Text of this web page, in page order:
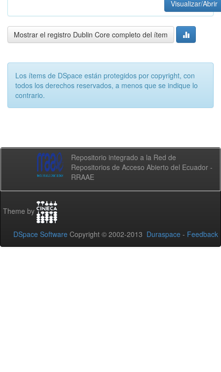
Visualizar/Abrir
Mostrar el registro Dublin Core completo del ítem
Los ítems de DSpace están protegidos por copyright, con
todos los derechos reservados, a menos que se indique lo
contrario.
Repositorio integrado a la Red de
Repositorios de Acceso Abierto del Ecuador -
RRAAE
Theme by
DSpace Software Copyright © 2002-2013 Duraspace - Feedback